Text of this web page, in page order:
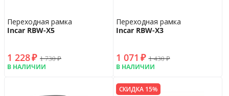
Переходная рамка
Incar RBW-X5
1 228₽ 1 730₽
В НАЛИЧИИ
Переходная рамка
Incar RBW-X3
1 071 ₽ 1 430₽
В НАЛИЧИИ
СКИДКА 15%